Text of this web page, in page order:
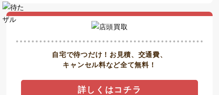
自宅で待つだけ！お見積、交通費、
キャンセル料など全て無料！
詳しくはコチラ